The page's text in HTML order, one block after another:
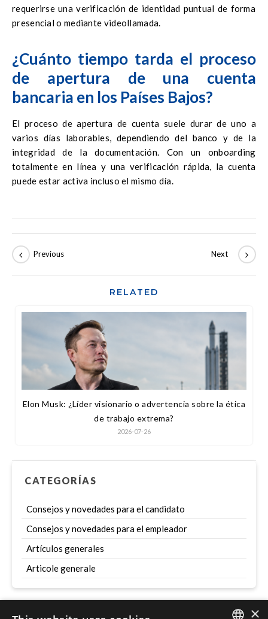
requerirse una verificación de identidad puntual de forma
presencial o mediante videollamada.
¿Cuánto tiempo tarda el proceso
de apertura de una cuenta
bancaria en los Países Bajos?
El proceso de apertura de cuenta suele durar de uno a
varios días laborables, dependiendo del banco y de la
integridad de la documentación. Con un onboarding
totalmente en línea y una verificación rápida, la cuenta
puede estar activa incluso el mismo día.
RELATED
Elon Musk: ¿Líder visionario o advertencia sobre la ética
de trabajo extrema?
2026-07-26
CATEGORÍAS
Consejos y novedades para el candidato
Consejos y novedades para el empleador
Artículos generales
Articole generale
×